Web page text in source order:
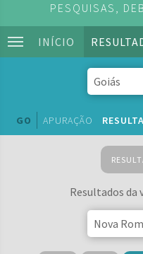
PESQUISAS,
INÍCIO
GO APURAÇÃO
Resultados da